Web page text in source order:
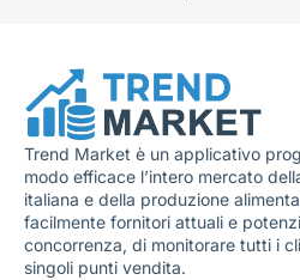
Trend Market è un applicativo
modo efficace l’intero mercato
italiana e della produzione
facilmente fornitori attuali e
concorrenza, di monitorare tutti i
singoli punti vendita.